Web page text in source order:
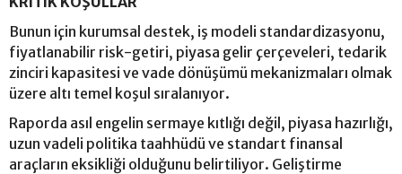
Bunun için kurumsal destek, iş modeli standardizasyonu,
fiyatlanabilir risk-getiri, piyasa gelir çerçeveleri, tedarik
zinciri kapasitesi ve vade dönüşümü mekanizmaları olmak
üzere altı temel koşul sıralanıyor.
Raporda asıl engelin sermaye kıtlığı değil, piyasa hazırlığı,
uzun vadeli politika taahhüdü ve standart finansal
araçların eksikliği olduğunu belirtiliyor. Geliştirme